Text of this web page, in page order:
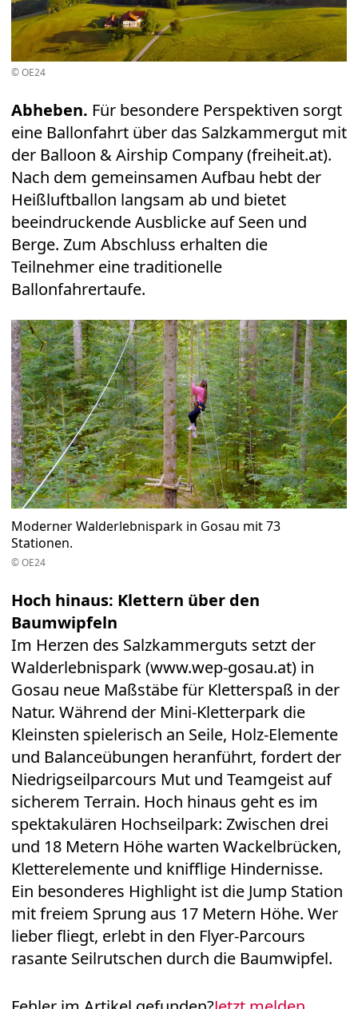
© OE24
Abheben. Für besondere Perspektiven sorgt
eine Ballonfahrt über das Salzkammergut mit
der Balloon & Airship Company (freiheit.at).
Nach dem gemeinsamen Aufbau hebt der
Heißluftballon langsam ab und bietet
beeindruckende Ausblicke auf Seen und
Berge. Zum Abschluss erhalten die
Teilnehmer eine traditionelle
Ballonfahrertaufe.
Moderner Walderlebnispark in Gosau mit 73
Stationen.
© OE24
Hoch hinaus: Klettern über den
Baumwipfeln
Im Herzen des Salzkammerguts setzt der
Walderlebnispark (www.wep-gosau.at) in
Gosau neue Maßstäbe für Kletterspaß in der
Natur. Während der Mini-Kletterpark die
Kleinsten spielerisch an Seile, Holz-Elemente
und Balanceübungen heranführt, fordert der
Niedrigseilparcours Mut und Teamgeist auf
sicherem Terrain. Hoch hinaus geht es im
spektakulären Hochseilpark: Zwischen drei
und 18 Metern Höhe warten Wackelbrücken,
Kletterelemente und knifflige Hindernisse.
Ein besonderes Highlight ist die Jump Station
mit freiem Sprung aus 17 Metern Höhe. Wer
lieber fliegt, erlebt in den Flyer-Parcours
rasante Seilrutschen durch die Baumwipfel.